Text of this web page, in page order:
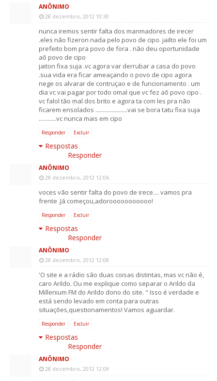
ANÔNIMO
28 dezembro, 2012 10:30
nunca iremos sentir falta dos manmadores de irecer
.eles não fizeron nada pelo povo de cipo. jailto ele foi um
prefeito bom pra povo de fora . não deu oportunidade
aõ povo de cipo
jaiton fixa suja .vc agora var derrubar a casa do povo
.sua vida era ficar ameaçando o povo de cipo agora
nege os alvarar de contruçao e de funcionamento . um
dia vc vai pagar por todo omal que vc fez aõ povo cipo .
vc falol tão mal dos brito e agora ta com les pra não
ficarem ensolados ......................vai se bora tatu fixa suja
............vc nunca mais em cipo
Responder Excluir
Respostas
Responder
ANÔNIMO
28 dezembro, 2012 12:06
voces vão sentir falta do povo de irece.... vamos pra
frente .Já começou,adorooooooooooo!
Responder Excluir
Respostas
Responder
ANÔNIMO
28 dezembro, 2012 12:08
'O site e a rádio são duas coisas distintas, mas vc não é,
caro Arildo. Ou me explique como separar o Arildo da
Millenium FM do Arildo dono do site. " Isso é verdade e
está sendo levado em conta para outras
situações,questionamentos! Vamos aguardar.
Responder Excluir
Respostas
Responder
ANÔNIMO
28 dezembro, 2012 12:09